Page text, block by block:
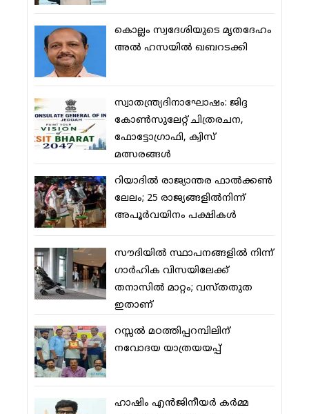
കൊല്ലം സ്വദേശിയുടെ മൃതദേഹം
അല്‍ ഹസയില്‍ ഖബറടക്കി
സ്വാതന്ത്ര്യദിനാഘോഷം: ജിദ്ദ
കോണ്‍സുലേറ്റ് ചിത്രരചന,
ഫോട്ടോഗ്രാഫി, ക്വിസ്
മത്സരങ്ങള്‍
റിയാദില്‍ രാജ്യാന്തര ഫാല്‍ക്കണ്‍
ലേലം; 25 രാജ്യങ്ങളില്‍നിന്ന്
അപൂര്‍വയിനം പക്ഷികള്‍
സൗദിയില്‍ സ്ഥാപനങ്ങളില്‍ നിന്ന്
ഗാര്‍ഹിക വിസയിലേക്ക്
തനാസില്‍ മാറ്റം; വസ്തതുത
ഇതാണ്
റസ്സല്‍ മഠത്തിപ്പറമ്പിലിന്
നവോദയ യാത്രയയപ്പ്
ഹാഷിം എന്‍ജിനീയര്‍ കര്‍മ്മ